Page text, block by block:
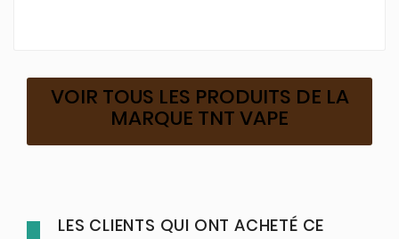
VOIR TOUS LES PRODUITS DE LA
MARQUE TNT VAPE
LES CLIENTS QUI ONT ACHETÉ CE